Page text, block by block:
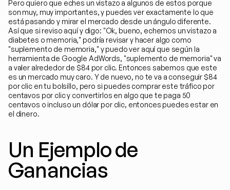
Pero quiero que eches un vistazo a algunos de estos porque
son muy, muy importantes, y puedes ver exactamente lo que
está pasando y mirar el mercado desde un ángulo diferente.
Así que si reviso aquí y digo: "Ok, bueno, echemos un vistazo a
diabetes o memoria," podría revisar y hacer algo como
"suplemento de memoria," y puedo ver aquí que según la
herramienta de Google AdWords, "suplemento de memoria" va
a valer alrededor de $84 por clic. Entonces sabemos que este
es un mercado muy caro. Y de nuevo, no te va a conseguir $84
por clic en tu bolsillo, pero si puedes comprar este tráfico por
centavos por clic y convertirlos en algo que te paga 50
centavos o incluso un dólar por clic, entonces puedes estar en
el dinero.
Un Ejemplo de
Ganancias